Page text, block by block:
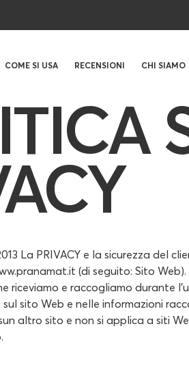
COME SI USA RECENSIONI CHI SIAMO
La PRIVACY e la sicurezza del
(di seguito: Sito
riceviamo e raccogliamo durante
sito Web e nelle informazioni
altro sito e non si applica a siti